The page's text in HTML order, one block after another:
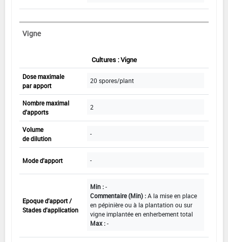
Vigne
Cultures : Vigne
Dose maximale
par apport
20 spores/plant
Nombre maximal
d'apports
2
Volume
de dilution
-
Mode d'apport -
Epoque d'apport /
Stades d'application
Min :-
Commentaire (Min) :A la mise en place
en pépinière ou à la plantation ou sur
vigne implantée en enherbement total
Max :-